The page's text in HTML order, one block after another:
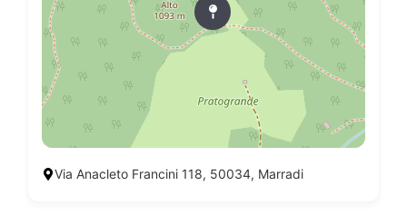
Via Anacleto Francini 118, 50034, Marradi